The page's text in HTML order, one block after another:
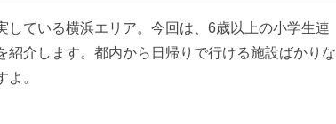
している横浜エリア。今回は、6歳以上の小学生連
紹介します。都内から日帰りで行ける施設ばかりな
。